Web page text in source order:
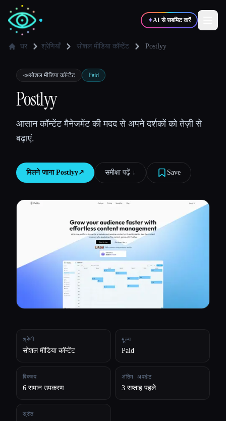
✦AI से सबमिट करें
✍️लेखक
💻 डेवलपर्स
🎓विद्यार्थी
हमारे बारे में
घर श्रेणियाँ सोशल मीडिया कॉन्टेंट Postlyy
📣सोशल मीडिया कॉन्टेंट Paid
Postlyy
आसान कॉन्टेंट मैनेजमेंट की मदद से अपने दर्शकों को तेज़ी से
बढ़ाएं.
मिलने जाना Postlyy↗︎ समीक्षा पढ़ें ↓︎ Save
श्रेणी
सोशल मीडिया कॉन्टेंट
मूल्य
Paid
विकल्प
6 समान उपकरण
अंतिम अपडेट
3 सप्ताह पहले
स्रोत